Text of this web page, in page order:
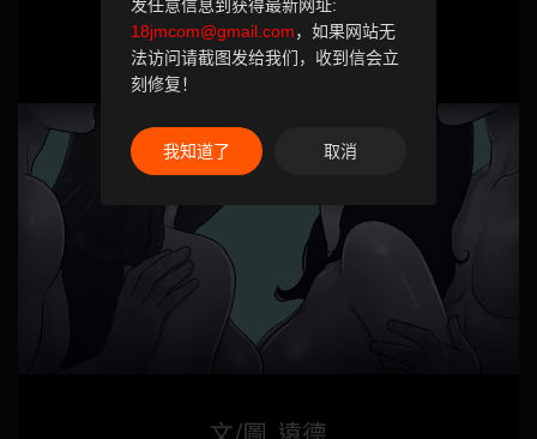
发任意信息到获得最新网址:
18jmcom@gmail.com，如果网站无
法访问请截图发给我们，收到信会立
刻修复！
我知道了 取消